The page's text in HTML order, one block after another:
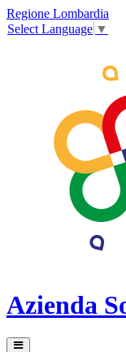
Regione Lombardia
Select Language ▼
Azienda